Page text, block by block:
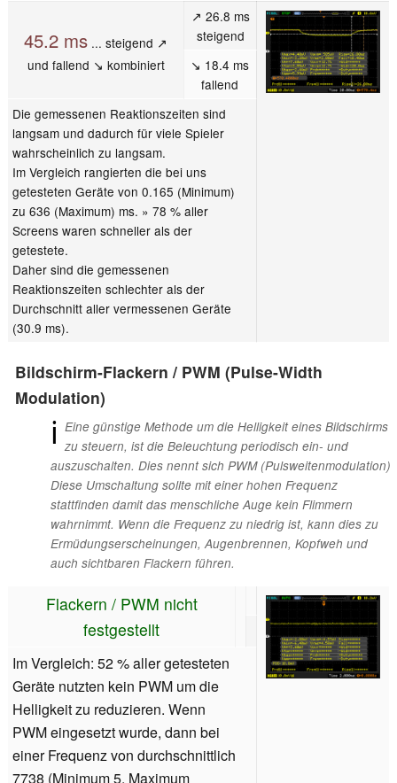
45.2 ms ... steigend ↗
und fallend ↘ kombiniert
↗ 26.8 ms
steigend
↘ 18.4 ms
fallend
Die gemessenen Reaktionszeiten sind
langsam und dadurch für viele Spieler
wahrscheinlich zu langsam.
Im Vergleich rangierten die bei uns
getesteten Geräte von 0.165 (Minimum)
zu 636 (Maximum) ms. » 78 % aller
Screens waren schneller als der
getestete.
Daher sind die gemessenen
Reaktionszeiten schlechter als der
Durchschnitt aller vermessenen Geräte
(30.9 ms).
Bildschirm-Flackern / PWM (Pulse-Width
Modulation)
ℹ Eine günstige Methode um die Helligkeit eines Bildschirms
zu steuern, ist die Beleuchtung periodisch ein- und
auszuschalten. Dies nennt sich PWM (Pulsweitenmodulation)
Diese Umschaltung sollte mit einer hohen Frequenz
stattfinden damit das menschliche Auge kein Flimmern
wahrnimmt. Wenn die Frequenz zu niedrig ist, kann dies zu
Ermüdungserscheinungen, Augenbrennen, Kopfweh und
auch sichtbaren Flackern führen.
Flackern / PWM nicht
festgestellt
Im Vergleich: 52 % aller getesteten
Geräte nutzten kein PWM um die
Helligkeit zu reduzieren. Wenn
PWM eingesetzt wurde, dann bei
einer Frequenz von durchschnittlich
7738 (Minimum 5, Maximum